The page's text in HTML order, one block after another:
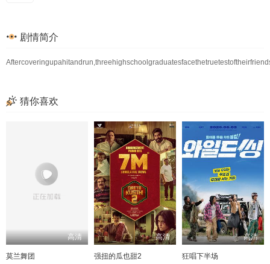
剧情简介
猜你喜欢
高清
莫兰舞团
高清
强扭的瓜也甜2
高清
狂唱下半场